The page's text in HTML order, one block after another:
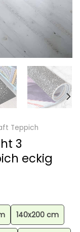
Teppich
3
eckig
140x200 cm